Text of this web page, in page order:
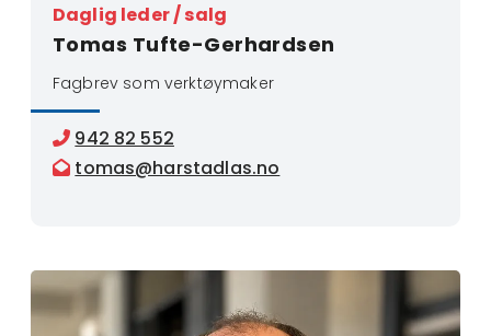
Daglig leder / salg
Tomas Tufte-Gerhardsen
Fagbrev som verktøymaker
 942 82 552
 tomas@harstadlas.no